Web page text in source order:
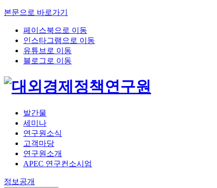
본문으로 바로가기
페이스북으로 이동
인스타그램으로 이동
유튜브로 이동
블로그로 이동
발간물
세미나
연구원소식
고객마당
연구원소개
APEC 연구컨소시엄
정보공개